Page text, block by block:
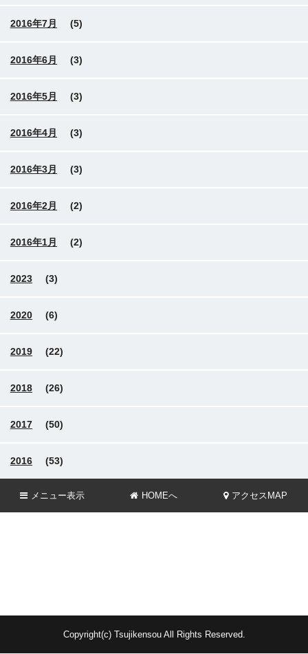
2016年7月 (5)
2016年6月 (3)
2016年5月 (3)
2016年4月 (3)
2016年3月 (3)
2016年2月 (2)
2016年1月 (2)
2023 (3)
2020 (6)
2019 (22)
2018 (26)
2017 (50)
2016 (53)
メニュー表示 HOMEへ アクセスMAP
Copyright(c) Tsujikensou All Rights Reserved.